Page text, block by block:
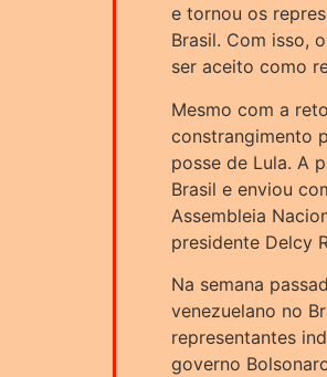
e tornou os
Brasil. Com isso,
ser aceito como
Mesmo com a
constrangimento
posse de Lula. A
Brasil e enviou
Assembleia
presidente Delcy
Na semana
venezuelano no
representantes
governo